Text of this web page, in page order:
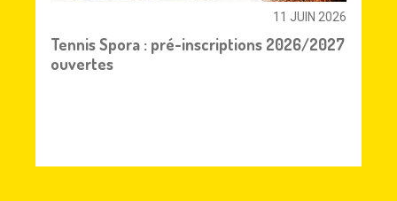
11 JUIN 2026
Tennis Spora : pré-inscriptions 2026/2027
ouvertes